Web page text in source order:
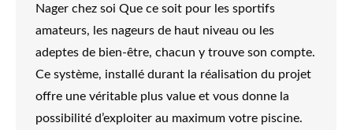
Nager chez soi Que ce soit pour les sportifs
amateurs, les nageurs de haut niveau ou les
adeptes de bien-être, chacun y trouve son compte.
Ce système, installé durant la réalisation du projet
offre une véritable plus value et vous donne la
possibilité d’exploiter au maximum votre piscine.